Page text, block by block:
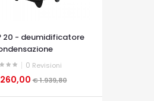
20 - deumidificatore
0 Revisioni
€ 1.939,80
VELOCE